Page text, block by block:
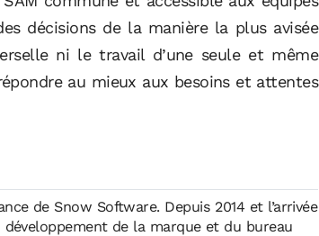
décisions de la manière la plus avisée
ni le travail d’une seule et même
au mieux aux besoins et attentes
de Snow Software. Depuis 2014 et l’arrivée
de la marque et du bureau